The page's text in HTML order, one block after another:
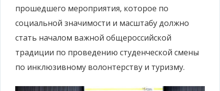
прошедшего мероприятия, которое по
социальной значимости и масштабу должно
стать началом важной общероссийской
традиции по проведению студенческой смены
по инклюзивному волонтерству и туризму.